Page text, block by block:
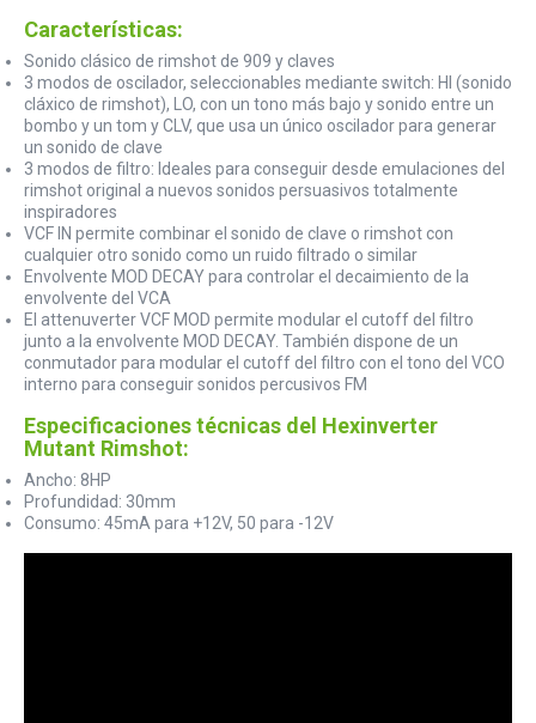
Características:
Sonido clásico de rimshot de 909 y claves
3 modos de oscilador, seleccionables mediante switch: HI (sonido
cláxico de rimshot), LO, con un tono más bajo y sonido entre un
bombo y un tom y CLV, que usa un único oscilador para generar
un sonido de clave
3 modos de filtro: Ideales para conseguir desde emulaciones del
rimshot original a nuevos sonidos persuasivos totalmente
inspiradores
VCF IN permite combinar el sonido de clave o rimshot con
cualquier otro sonido como un ruido filtrado o similar
Envolvente MOD DECAY para controlar el decaimiento de la
envolvente del VCA
El attenuverter VCF MOD permite modular el cutoff del filtro
junto a la envolvente MOD DECAY. También dispone de un
conmutador para modular el cutoff del filtro con el tono del VCO
interno para conseguir sonidos percusivos FM
Especificaciones técnicas del Hexinverter
Mutant Rimshot:
Ancho: 8HP
Profundidad: 30mm
Consumo: 45mA para +12V, 50 para -12V